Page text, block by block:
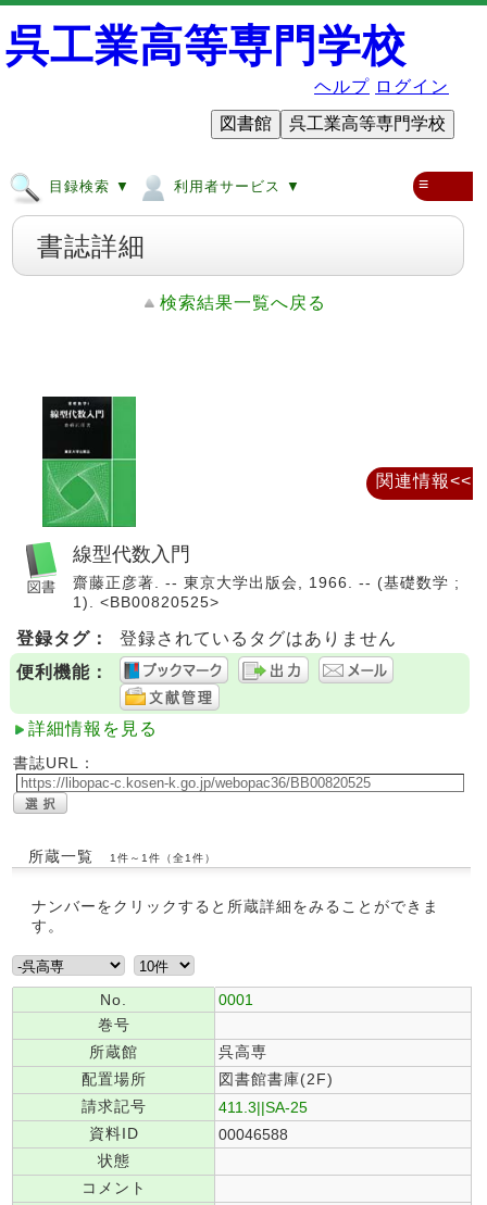
呉工業高等専門学校
ヘルプ ログイン
図書館
呉工業高等専門学校
目録検索 ▼ 利用者サービス ▼ ≡
書誌詳細
検索結果一覧へ戻る
線型代数入門
齋藤正彦著. -- 東京大学出版会, 1966. -- (基礎数学 ;
1). <BB00820525>
登録タグ：
登録されているタグはありません
便利機能：
詳細情報を見る
書誌URL：
所蔵一覧 1件～1件（全1件）
ナンバーをクリックすると所蔵詳細をみることができま
す。
No.
0001
巻号
所蔵館
呉高専
配置場所
図書館書庫(2F)
請求記号
411.3||SA-25
資料ID
00046588
状態
コメント
関連情報<<